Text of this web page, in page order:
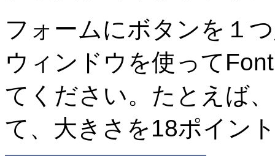
フォームにボタンを１
ウィンドウを使って
てください。たとえば
て、大きさを18ポイン